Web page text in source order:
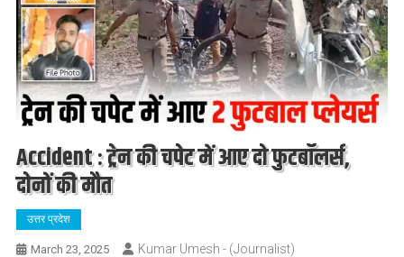
Accident : ट्रेन की चपेट में आए दो फुटबॉलर्स,
दोनों की मौत
उत्तर प्रदेश
March 23, 2025 Kumar Umesh - (Journalist)